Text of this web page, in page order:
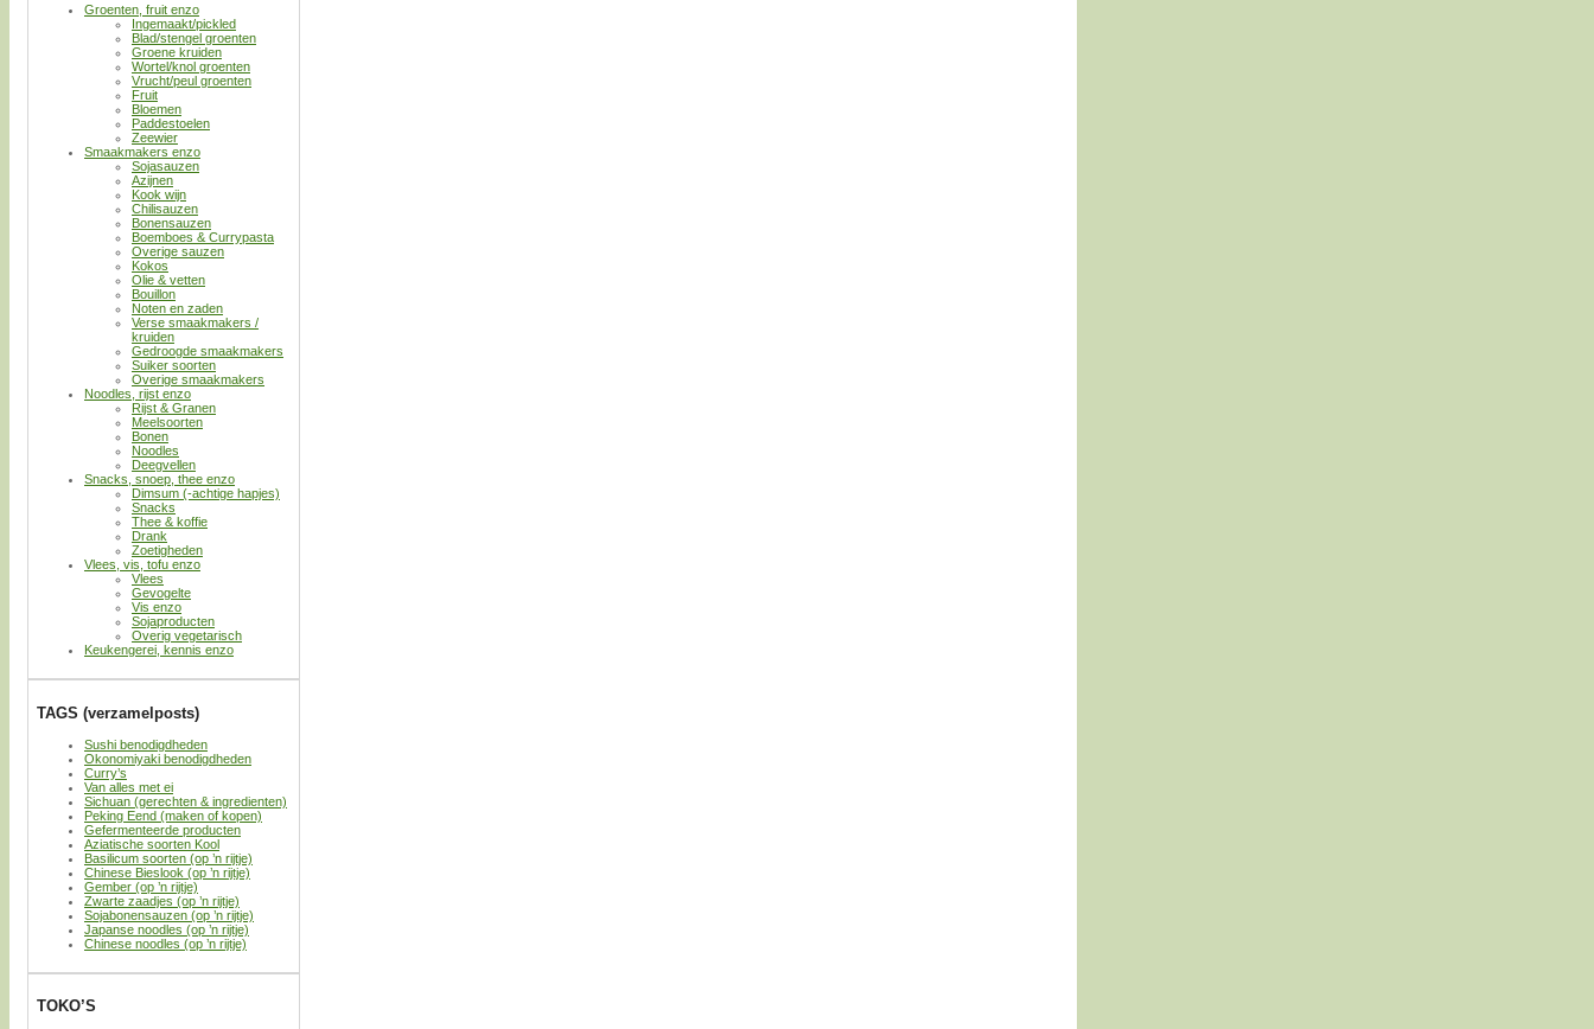
Groenten, fruit enzo
Ingemaakt/pickled
Blad/stengel groenten
Groene kruiden
Wortel/knol groenten
Vrucht/peul groenten
Fruit
Bloemen
Paddestoelen
Zeewier
Smaakmakers enzo
Sojasauzen
Azijnen
Kook wijn
Chilisauzen
Bonensauzen
Boemboes & Currypasta
Overige sauzen
Kokos
Olie & vetten
Bouillon
Noten en zaden
Verse smaakmakers /
kruiden
Gedroogde smaakmakers
Suiker soorten
Overige smaakmakers
Noodles, rijst enzo
Rijst & Granen
Meelsoorten
Bonen
Noodles
Deegvellen
Snacks, snoep, thee enzo
Dimsum (-achtige hapjes)
Snacks
Thee & koffie
Drank
Zoetigheden
Vlees, vis, tofu enzo
Vlees
Gevogelte
Vis enzo
Sojaproducten
Overig vegetarisch
Keukengerei, kennis enzo
TAGS (verzamelposts)
Sushi benodigdheden
Okonomiyaki benodigdheden
Curry’s
Van alles met ei
Sichuan (gerechten & ingredienten)
Peking Eend (maken of kopen)
Gefermenteerde producten
Aziatische soorten Kool
Basilicum soorten (op ’n rijtje)
Chinese Bieslook (op ’n rijtje)
Gember (op ’n rijtje)
Zwarte zaadjes (op ’n rijtje)
Sojabonensauzen (op ’n rijtje)
Japanse noodles (op ’n rijtje)
Chinese noodles (op ’n rijtje)
TOKO’S